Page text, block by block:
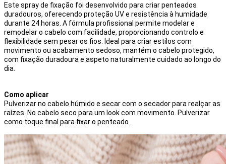
Este spray de fixação foi desenvolvido para criar penteados
duradouros, oferecendo proteção UV e resistência à humidade
durante 24 horas. A fórmula profissional permite modelar e
remodelar o cabelo com facilidade, proporcionando controlo e
flexibilidade sem pesar os fios. Ideal para criar estilos com
movimento ou acabamento sedoso, mantém o cabelo protegido,
com fixação duradoura e aspeto naturalmente cuidado ao longo do
dia.
Como aplicar
Pulverizar no cabelo húmido e secar com o secador para realçar as
raízes. No cabelo seco para um look com movimento. Pulverizar
como toque final para fixar o penteado.